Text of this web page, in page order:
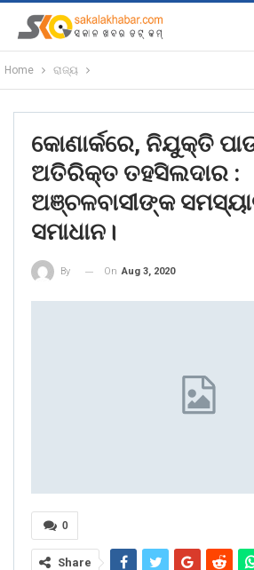
Home ରାଜ୍ୟ
କୋଣାର୍କରେ, ନିଯୁକ୍ତି
ଅତିରିକ୍ତ ତହସିଲଦାର :
ଅଞ୍ଚଳବାସୀଙ୍କ
ସମାଧାନ।
By On Aug 3, 2020
0
Share